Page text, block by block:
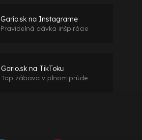
Gario.sk na Instagrame
Pravidelná dávka inšpirácie
Gario.sk na TikToku
Top zábava v plnom prúde